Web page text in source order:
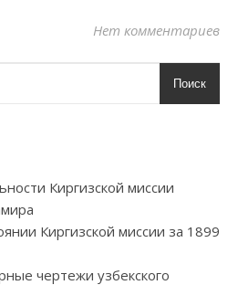
Нет комментариев
Поиск
Киргизской миссии
Киргизской миссии за 1899
чертежи узбекского